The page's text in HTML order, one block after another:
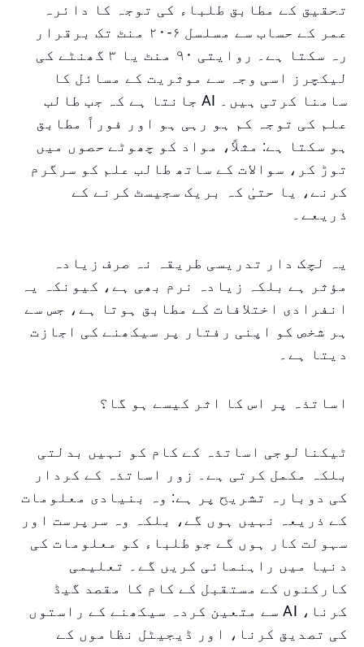
تحقیق کے مطابق طلباء کی توجہ کا دائرہ
عمر کے حساب سے مسلسل ۶-۲۰ منٹ تک برقرار
رہ سکتا ہے۔ روایتی ۹۰ منٹ یا ۳ گھنٹے کی
لیکچرز اسی وجہ سے موثریت کے مسائل کا
سامنا کرتی ہیں۔ AI جانتا ہے کہ جب طالب
علم کی توجہ کم ہو رہی ہو اور فوراً مطابق
ہو سکتا ہے: مثلاً، مواد کو چھوٹے حصوں میں
توڑ کر، سوالات کے ساتھ طالب علم کو سرگرم
کرنے، یا حتیٰ کہ بریک سجیسٹ کرنے کے
ذریعے۔
یہ لچک دار تدریسی طریقہ نہ صرف زیادہ
مؤثر ہے بلکہ زیادہ نرم بھی ہے، کیونکہ یہ
انفرادی اختلافات کے مطابق ہوتا ہے، جس سے
ہر شخص کو اپنی رفتار پر سیکھنے کی اجازت
دیتا ہے۔
اساتذہ پر اس کا اثر کیسے ہو گا؟
ٹیکنالوجی اساتذہ کے کام کو نہیں بدلتی
بلکہ مکمل کرتی ہے۔ زور اساتذہ کے کردار
کی دوبارہ تشریح پر ہے: وہ بنیادی معلومات
کے ذریعہ نہیں ہوں گے، بلکہ وہ سرپرست اور
سہولت کار ہوں گے جو طلباء کو معلومات کی
دنیا میں راہنمائی کریں گے۔ تعلیمی
کارکنوں کے مستقبل کے کام کا مقصد گیڈ
کرنا، AI سے متعین کردہ سیکھنے کے راستوں
کی تصدیق کرنا، اور ڈیجیٹل نظاموں کے